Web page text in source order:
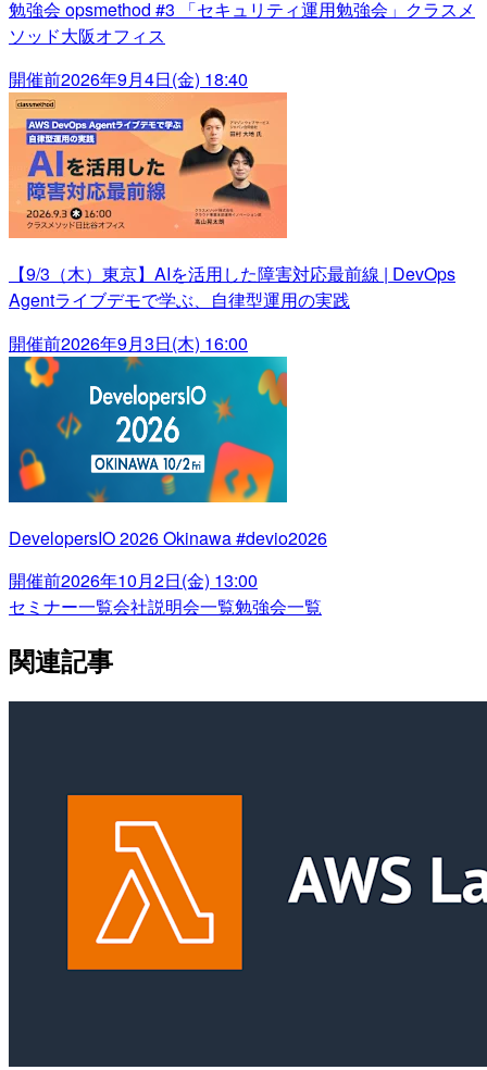
勉強会 opsmethod #3 「セキュリティ運用勉強会」クラスメ
ソッド大阪オフィス
開催前2026年9月4日(金) 18:40
【9/3（木）東京】AIを活用した障害対応最前線 | DevOps
Agentライブデモで学ぶ、自律型運用の実践
開催前2026年9月3日(木) 16:00
DevelopersIO 2026 Okinawa #devio2026
開催前2026年10月2日(金) 13:00
セミナー一覧会社説明会一覧勉強会一覧
関連記事